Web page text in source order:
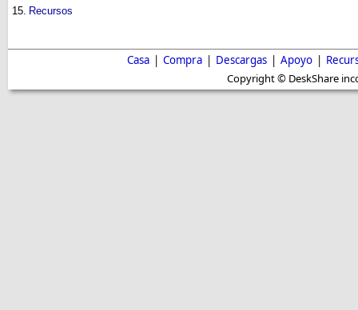
15. Recursos
Casa | Compra | Descargas | Apoyo |
Copyright © DeskShare